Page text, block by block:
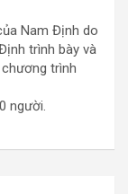
Nam Định do
trình bày và
trình
người.